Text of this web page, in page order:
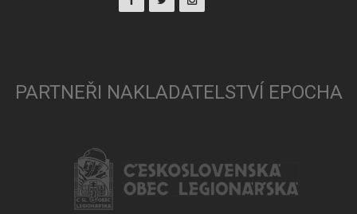
PARTNEŘI NAKLADATELSTVÍ EPOCHA